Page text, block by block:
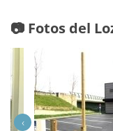
📷 Fotos del
‹